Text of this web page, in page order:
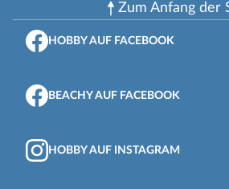
Zum Anfang der
HOBBY AUF FACEBOOK
BEACHY AUF FACEBOOK
HOBBY AUF INSTAGRAM